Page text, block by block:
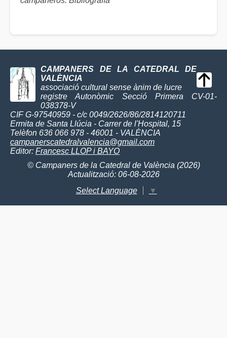
CAMPANERS DE LA CATEDRAL DE
VALÈNCIA
associació cultural sense ànim de lucre
registre Autonòmic Secció Primera CV-01-
038378-V
CIF G-97540959 - c/c 0049/2626/86/2814120711
Ermita de Santa Llúcia - Carrer de l'Hospital, 15
Telèfon 636 066 978 - 46001 - VALÈNCIA
campanerscatedralvalencia@gmail.com
Editor: Francesc LLOP i BAYO
© Campaners de la Catedral de València (2026)
Actualització: 06-08-2026
Select Language
▼